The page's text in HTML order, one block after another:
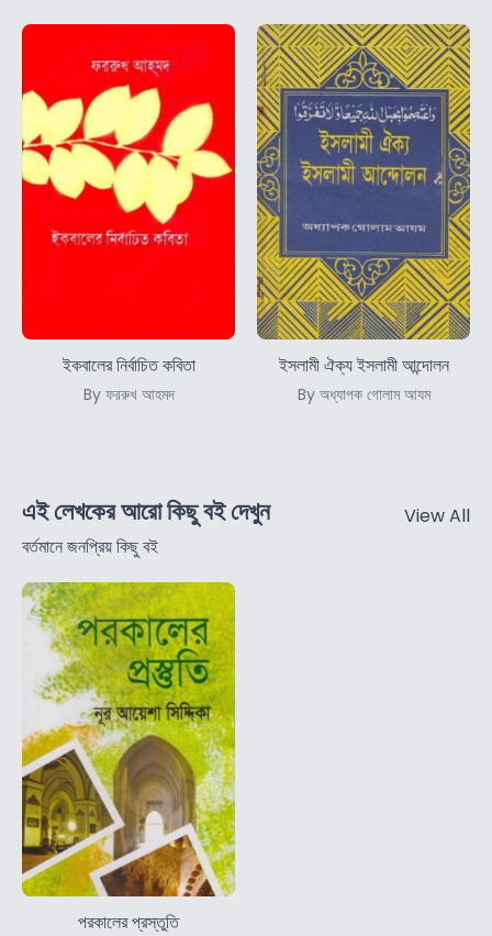
ইকবালের নির্বাচিত কবিতা
By ফররুখ আহমদ
ইসলামী ঐক্য ইসলামী আন্দোলন
By অধ্যাপক গোলাম আযম
এই লেখকের আরো কিছু বই দেখুন
বর্তমানে জনপ্রিয় কিছু বই
View All
পরকালের প্রস্তুতি